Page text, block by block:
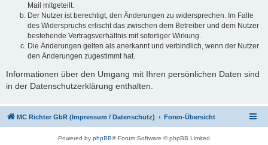
Mail mitgeteilt.
Der Nutzer ist berechtigt, den Änderungen zu widersprechen. Im Falle
des Widerspruchs erlischt das zwischen dem Betreiber und dem Nutzer
bestehende Vertragsverhältnis mit sofortiger Wirkung.
Die Änderungen gelten als anerkannt und verbindlich, wenn der Nutzer
den Änderungen zugestimmt hat.
Informationen über den Umgang mit Ihren persönlichen Daten sind
in der Datenschutzerklärung enthalten.
MC Richter GbR (Impressum / Datenschutz) Foren-Übersicht
Powered by phpBB® Forum Software © phpBB Limited